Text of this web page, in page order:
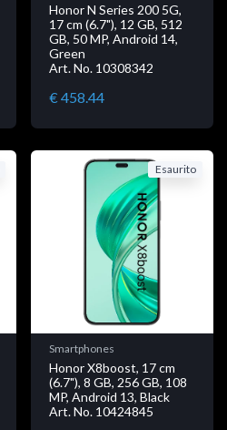
Honor N Series 200 5G,
17 cm (6.7"), 12 GB, 512
GB, 50 MP, Android 14,
Green
Art. No. 10308342
€ 458.44
Esaurito
Smartphones
Honor X8boost, 17 cm
(6.7"), 8 GB, 256 GB, 108
MP, Android 13, Black
Art. No. 10424845